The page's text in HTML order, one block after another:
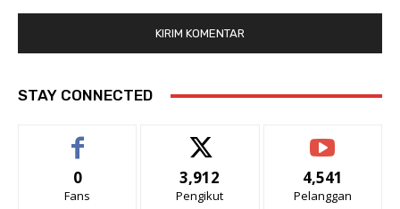
STAY CONNECTED
0
Fans
3,912
Pengikut
4,541
Pelanggan